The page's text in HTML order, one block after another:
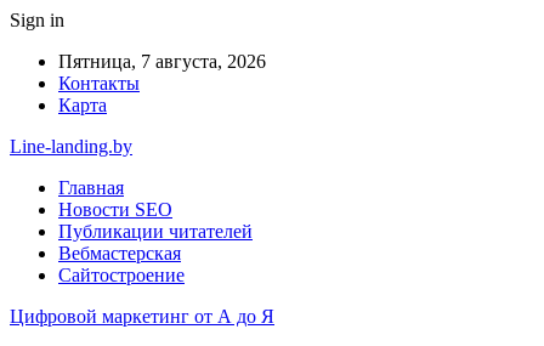
Sign in
Пятница, 7 августа, 2026
Контакты
Карта
Line-landing.by
Главная
Новости SEO
Публикации читателей
Вебмастерская
Сайтостроение
Цифровой маркетинг от А до Я